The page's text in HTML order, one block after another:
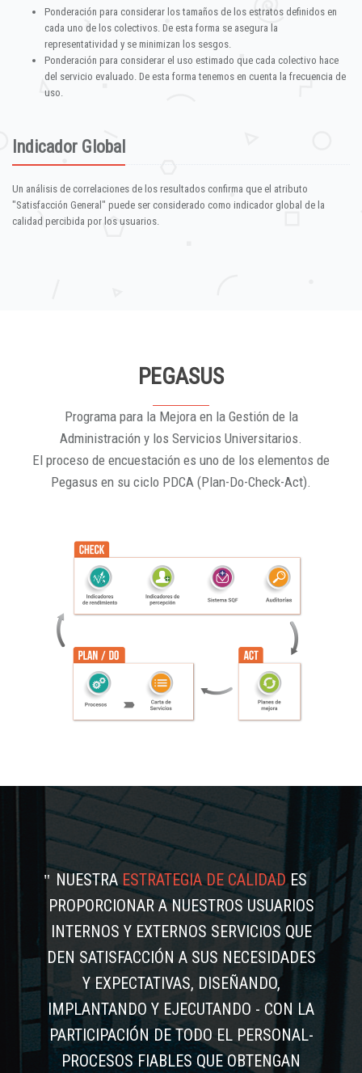
Ponderación para considerar los tamaños de los estratos definidos en
cada uno de los colectivos. De esta forma se asegura la
representatividad y se minimizan los sesgos.
Ponderación para considerar el uso estimado que cada colectivo hace
del servicio evaluado. De esta forma tenemos en cuenta la frecuencia de
uso.
Indicador Global
Un análisis de correlaciones de los resultados confirma que el atributo
"Satisfacción General" puede ser considerado como indicador global de la
calidad percibida por los usuarios.
PEGASUS
Programa para la Mejora en la Gestión de la
Administración y los Servicios Universitarios.
El proceso de encuestación es uno de los elementos de
Pegasus en su ciclo PDCA (Plan-Do-Check-Act).
NUESTRAESTRATEGIA DE CALIDADES
PROPORCIONAR A NUESTROS USUARIOS
INTERNOS Y EXTERNOS SERVICIOS QUE
DEN SATISFACCIÓN A SUS NECESIDADES
Y EXPECTATIVAS, DISEÑANDO,
IMPLANTANDO Y EJECUTANDO - CON LA
PARTICIPACIÓN DE TODO EL PERSONAL-
PROCESOS FIABLES QUE OBTENGAN